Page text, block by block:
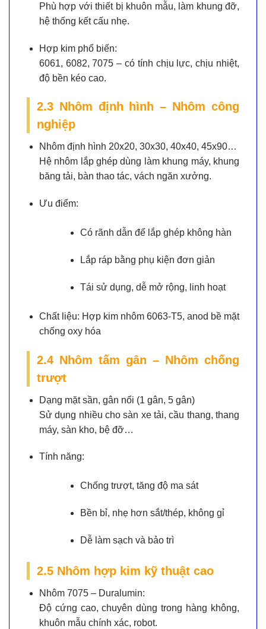
Phù hợp với thiết bị khuôn mẫu, làm khung đỡ,
hệ thống kết cấu nhẹ.
Hợp kim phổ biến:
6061, 6082, 7075 – có tính chịu lực, chịu nhiệt,
độ bền kéo cao.
2.3 Nhôm định hình – Nhôm công
nghiệp
Nhôm định hình 20x20, 30x30, 40x40, 45x90…
Hệ nhôm lắp ghép dùng làm khung máy, khung
băng tải, bàn thao tác, vách ngăn xưởng.
Ưu điểm:
Có rãnh dẫn để lắp ghép không hàn
Lắp ráp bằng phụ kiện đơn giản
Tái sử dụng, dễ mở rộng, linh hoạt
Chất liệu: Hợp kim nhôm 6063-T5, anod bề mặt
chống oxy hóa
2.4 Nhôm tấm gân – Nhôm chống
trượt
Dạng mặt sần, gân nổi (1 gân, 5 gân)
Sử dụng nhiều cho sàn xe tải, cầu thang, thang
máy, sàn kho, bệ đỡ…
Tính năng:
Chống trượt, tăng độ ma sát
Bền bỉ, nhẹ hơn sắt/thép, không gỉ
Dễ làm sạch và bảo trì
2.5 Nhôm hợp kim kỹ thuật cao
Nhôm 7075 – Duralumin:
Độ cứng cao, chuyên dùng trong hàng không,
khuôn mẫu chính xác, robot.